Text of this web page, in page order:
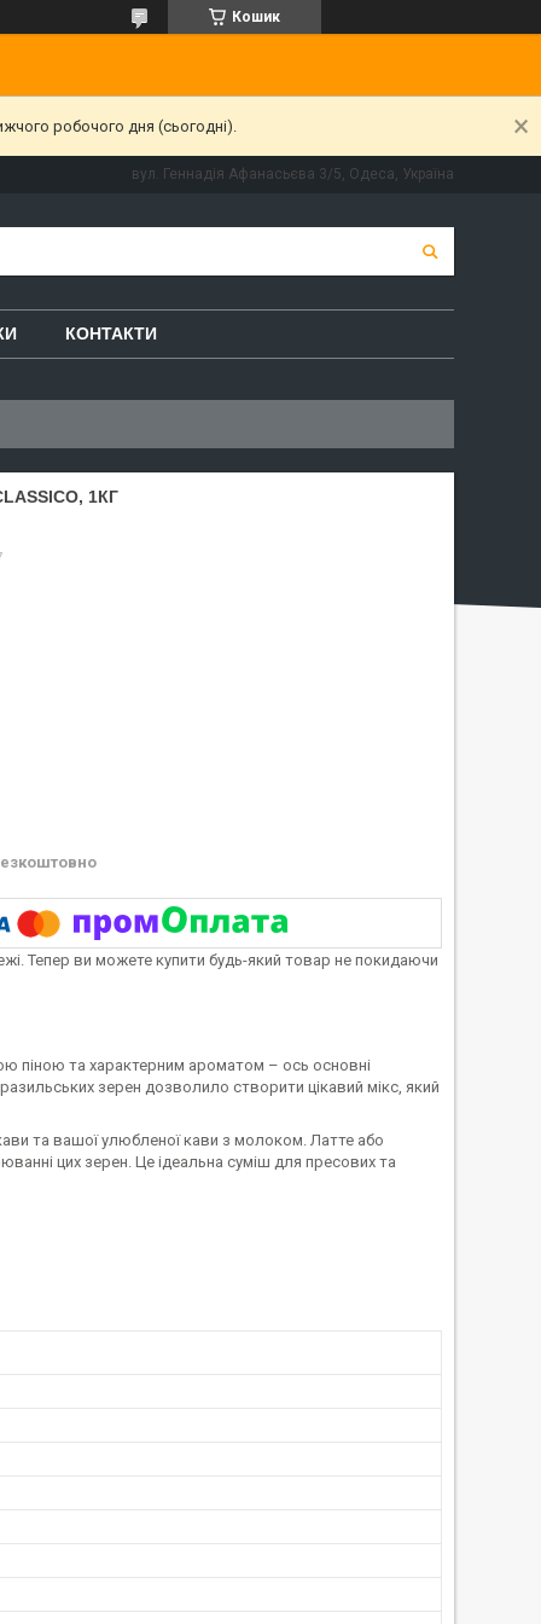
Кошик
робочого дня (сьогодні).
вул. Геннадія Афанасьєва 3/5, Одеса, Україна
КОНТАКТИ
1КГ
Тепер ви можете купити будь-який товар не покидаючи
піною та характерним ароматом – ось основні
зерен дозволило створити цікавий мікс, який
та вашої улюбленої кави з молоком. Латте або
цих зерен. Це ідеальна суміш для пресових та